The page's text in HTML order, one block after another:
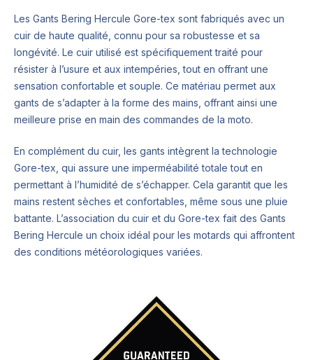
Les Gants Bering Hercule Gore-tex sont fabriqués avec un
cuir de haute qualité, connu pour sa robustesse et sa
longévité. Le cuir utilisé est spécifiquement traité pour
résister à l’usure et aux intempéries, tout en offrant une
sensation confortable et souple. Ce matériau permet aux
gants de s’adapter à la forme des mains, offrant ainsi une
meilleure prise en main des commandes de la moto.
En complément du cuir, les gants intègrent la technologie
Gore-tex, qui assure une imperméabilité totale tout en
permettant à l’humidité de s’échapper. Cela garantit que les
mains restent sèches et confortables, même sous une pluie
battante. L’association du cuir et du Gore-tex fait des Gants
Bering Hercule un choix idéal pour les motards qui affrontent
des conditions météorologiques variées.